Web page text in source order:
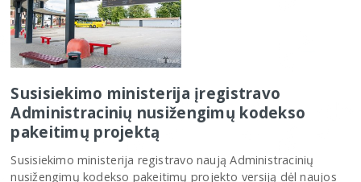
Susisiekimo ministerija įregistravo
Administracinių nusižengimų kodekso
pakeitimų projektą
Susisiekimo ministerija registravo naują Administracinių
nusižengimų kodekso pakeitimų projekto versiją dėl naujos